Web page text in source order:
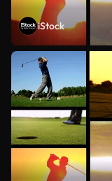
iStock